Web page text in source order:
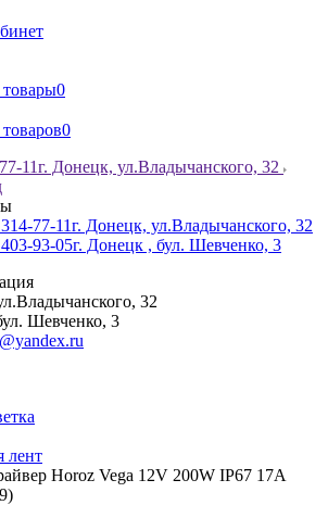
0
0
11г. Донецк, ул.Владычанского, 32
77-11г. Донецк, ул.Владычанского, 32
93-05г. Донецк , бул. Шевченко, 3
32
Шевченко, 3
лент
Horoz Vega 12V 200W IP67 17A